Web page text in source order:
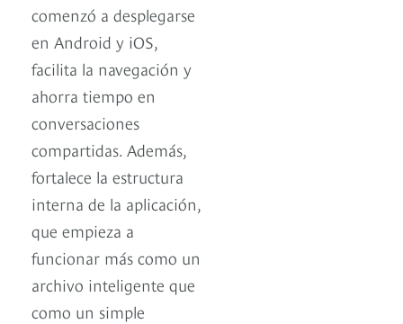
comenzó a desplegarse
en Android y iOS,
facilita la navegación y
ahorra tiempo en
conversaciones
compartidas. Además,
fortalece la estructura
interna de la aplicación,
que empieza a
funcionar más como un
archivo inteligente que
como un simple